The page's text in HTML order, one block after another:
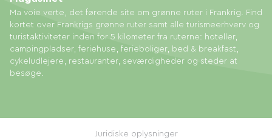
Ma voie verte, det førende site om grønne ruter i Frankrig. Find
kortet over Frankrigs grønne ruter samt alle turismeerhverv og
turistaktiviteter inden for 5 kilometer fra ruterne: hoteller,
campingpladser, feriehuse, ferieboliger, bed & breakfast,
cykeludlejere, restauranter, seværdigheder og steder at
besøge.
Juridiske oplysninger